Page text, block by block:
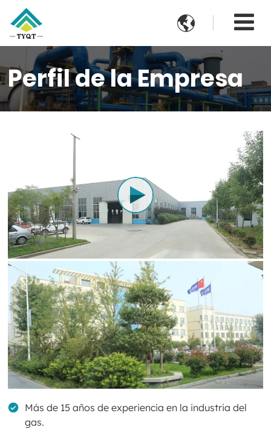

Perfil de la Empresa
Más de 15 años de experiencia en la industria del
gas.